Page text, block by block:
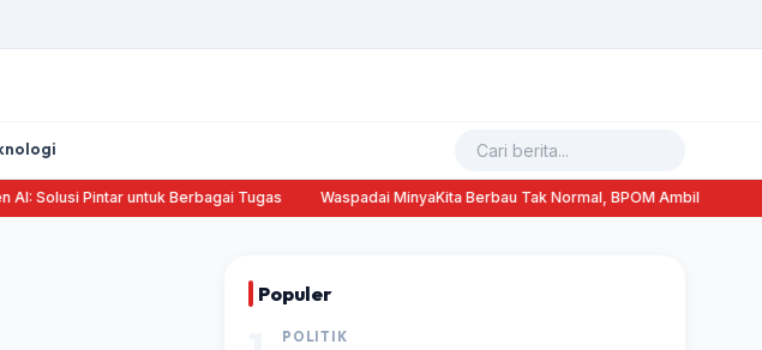
Solusi Pintar untuk Berbagai Tugas Waspadai MinyaKita Berbau Tak Normal, BPOM Ambil Tindakan
Populer
POLITIK